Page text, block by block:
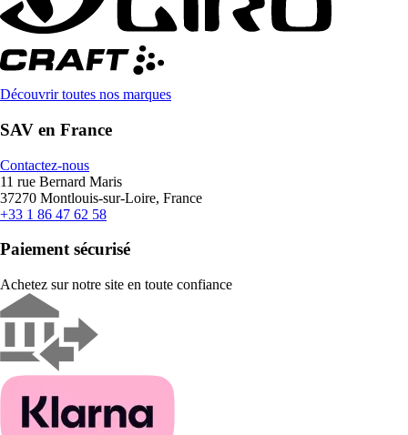
Découvrir toutes nos marques
SAV en France
Contactez-nous
11 rue Bernard Maris
37270 Montlouis-sur-Loire, France
+33 1 86 47 62 58
Paiement sécurisé
Achetez sur notre site en toute confiance